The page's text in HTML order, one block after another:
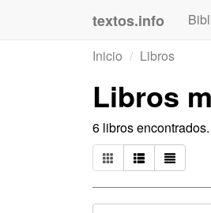
textos.info
Inicio
Libros
Libros
6 libros encontrados.